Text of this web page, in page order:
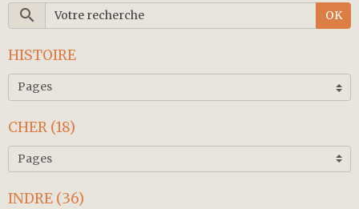
OK
HISTOIRE
CHER (18)
INDRE (36)